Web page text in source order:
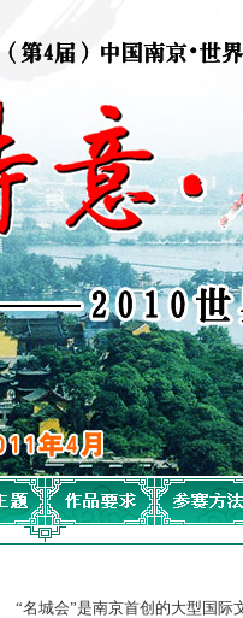
“名城会”是南京首创的大型国际